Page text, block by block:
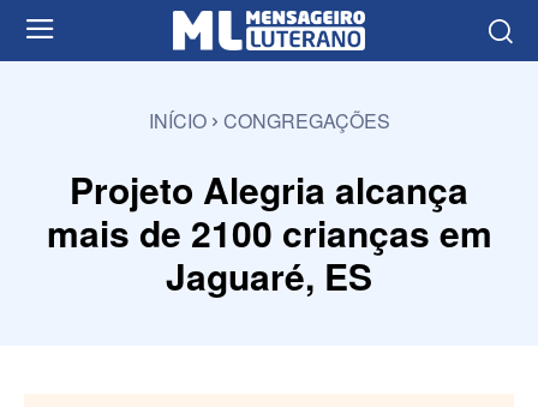
INÍCIO CONGREGAÇÕES
Projeto Alegria alcança
mais de 2100 crianças em
Jaguaré, ES